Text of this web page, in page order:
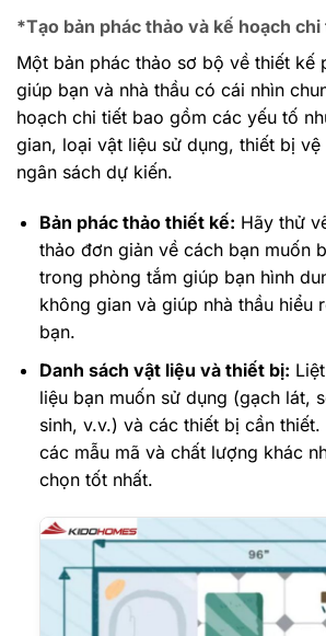
*Tạo bản phác thảo và kế hoạch
Một bản phác thảo sơ bộ về thiết kế
giúp bạn và nhà thầu có cái nhìn
hoạch chi tiết bao gồm các yếu tố
gian, loại vật liệu sử dụng, thiết bị vệ
ngân sách dự kiến.
Bản phác thảo thiết kế: Hãy thử
thảo đơn giản về cách bạn muốn
trong phòng tắm giúp bạn hình
không gian và giúp nhà thầu hiểu
bạn.
Danh sách vật liệu và thiết bị:
liệu bạn muốn sử dụng (gạch lát,
sinh, v.v.) và các thiết bị cần thiết.
các mẫu mã và chất lượng khác
chọn tốt nhất.